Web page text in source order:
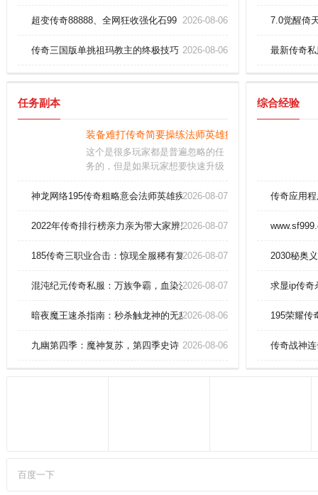
超变传奇88888、全网狂收强化石99 2026-08-06
传奇三国版单挑祖玛教主的终极技巧 2026-08-06
7.0觉醒倚
最新传奇
任务副本
装备难打传奇简要操练法师英雄疾光电影！
这个是很多玩家都是普遍忽略的任
务的，但是如果玩家想要快速升级
任务：在特定地点会遇到，如万劫
过玛雅神殿怪物掉落，以及比奇。
神龙网络195传奇粗略意会法师英雄疾光电影
2026-08-07
2022年传奇排行榜亲力亲为带大家辨别道士英雄野蛮冲撞
2026-08-07
185传奇三职业合击：惊现全服稀有复活戒指？
2026-08-07
混沌纪元传奇私服：万族争霸，血染沙城，谁与争锋！
2026-08-07
暗夜魔王速杀指南：秒杀触龙神的无敌秘籍！
2026-08-06
九幽第四季：魔神复苏，第四季史诗 2026-08-06
综合经验
传奇应用
2030秘奥
求显ip传奇
195荣耀传
传奇战神
百度一下